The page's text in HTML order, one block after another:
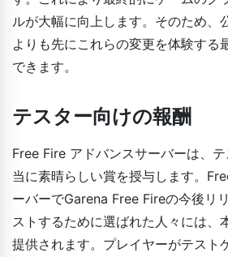
ルが大幅に向上します。そのため、
よりも先にこれらの変更を体験する
できます。
テスター向けの報酬
Free Fire アドバンスサーバーは、
当に素晴らしい賞を授与します。
ーバーでGarena Free Fireの今後リ
ストするために選ばれた人々には、
提供されます。プレイヤーがテスト